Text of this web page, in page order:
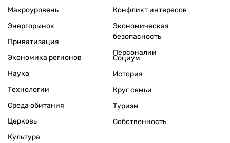
Макроуровень
Энергорынок
Приватизация
Экономика регионов
Конфликт интересов
Экономическая
безопасность
Персоналии
Наука
Технологии
Среда обитания
Церковь
Культура
Социум
История
Круг семьи
Туризм
Собственность